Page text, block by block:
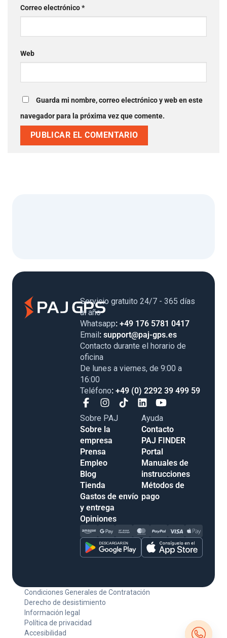
Correo electrónico*
Web
Guarda mi nombre, correo electrónico y web en este
navegador para la próxima vez que comente.
Servicio gratuito 24/7 - 365 días
al año
Whatsapp: +49 176 5781 0417
Email: support@paj-gps.es
Contacto durante el horario de
oficina
De lunes a viernes, de 9:00 a
16:00
Teléfono: +49 (0) 2292 39 499 59
Sobre PAJ
Sobre la
empresa
Prensa
Empleo
Blog
Tienda
Gastos de envío
y entrega
Opiniones
Ayuda
Contacto
PAJ FINDER
Portal
Manuales de
instrucciones
Métodos de
pago
Condiciones Generales de Contratación
Derecho de desistimiento
Información legal
Política de privacidad
Accesibilidad